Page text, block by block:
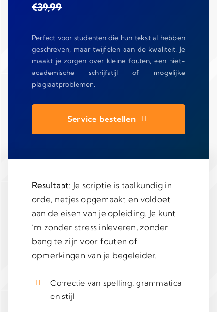
€39,99
Perfect voor studenten die hun tekst al hebben
geschreven, maar twijfelen aan de kwaliteit. Je
maakt je zorgen over kleine fouten, een niet-
academische schrijfstijl of mogelijke
plagiaatproblemen.
Service bestellen
Resultaat: Je scriptie is taalkundig in
orde, netjes opgemaakt en voldoet
aan de eisen van je opleiding. Je kunt
’m zonder stress inleveren, zonder
bang te zijn voor fouten of
opmerkingen van je begeleider.
Correctie van spelling, grammatica
en stijl